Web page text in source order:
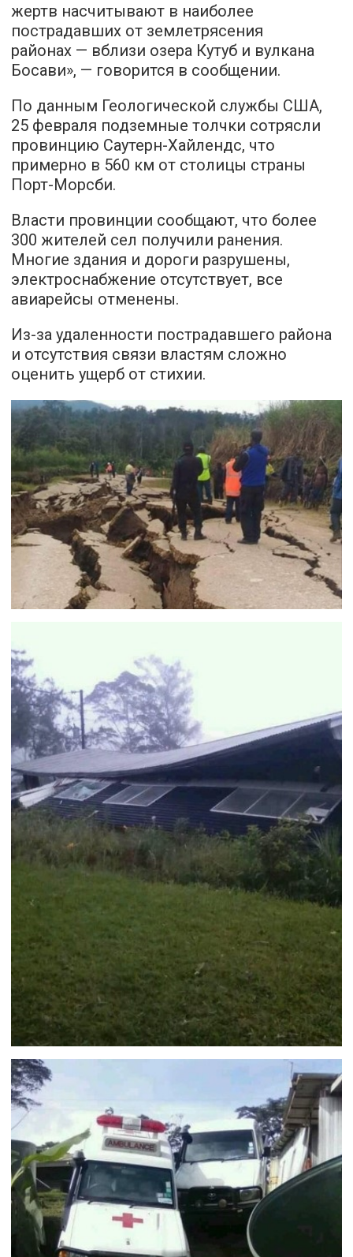
жертв насчитывают в наиболее
пострадавших от землетрясения
районах — вблизи озера Кутуб и вулкана
Босави», — говорится в сообщении.
По данным Геологической службы США,
25 февраля подземные толчки сотрясли
провинцию Саутерн-Хайлендс, что
примерно в 560 км от столицы страны
Порт-Морсби.
Власти провинции сообщают, что более
300 жителей сел получили ранения.
Многие здания и дороги разрушены,
электроснабжение отсутствует, все
авиарейсы отменены.
Из-за удаленности пострадавшего района
и отсутствия связи властям сложно
оценить ущерб от стихии.